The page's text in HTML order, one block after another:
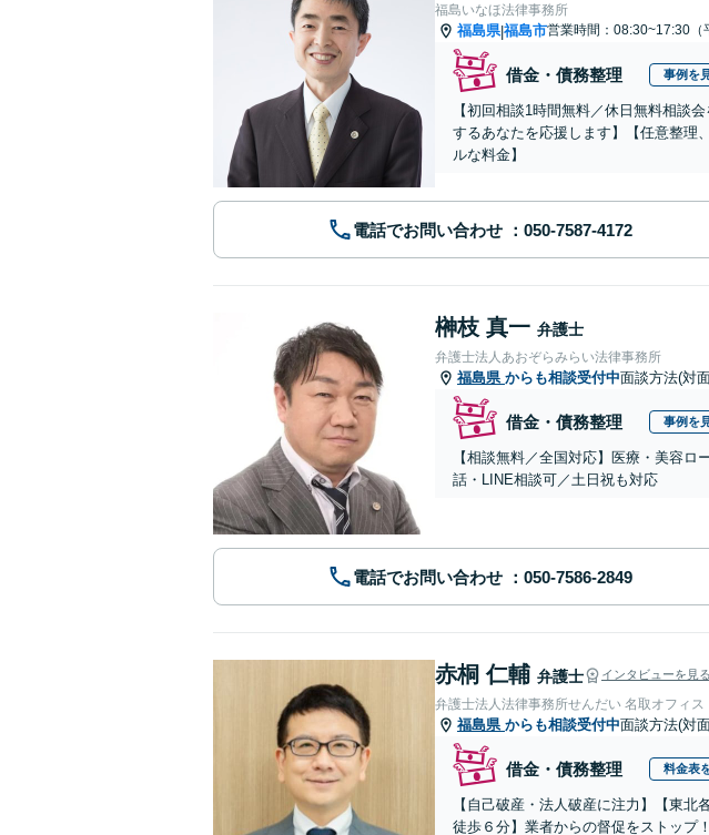
福島いなほ法律事務所
福島県|福島市営業時間：08:30~17:30（
借金・債務整理 事例を
【初回相談1時間無料／休日無料相談
するあなたを応援します】【任意整理
ルな料金】
電話でお問い合わせ
榊枝 真一 弁護士
弁護士法人あおぞらみらい法律事務所
福島県 からも相談受付中面談方法(対
借金・債務整理 事例を
【相談無料／全国対応】医療・美容
話・LINE相談可／土日祝も対応
電話でお問い合わせ
赤桐 仁輔 弁護士 インタビューを見る
弁護士法人法律事務所せんだい 名取オフィス
福島県 からも相談受付中面談方法(対
借金・債務整理 料金表
【自己破産・法人破産に注力】【東
徒歩６分】業者からの督促をストップ